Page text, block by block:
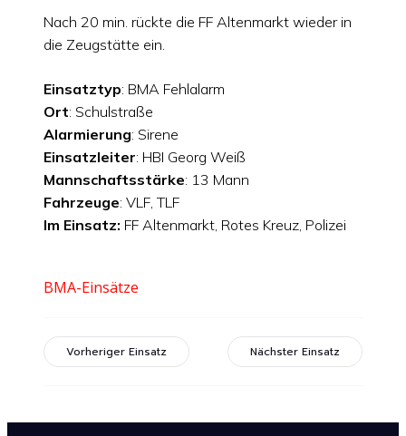
Nach 20 min. rückte die FF Altenmarkt wieder in
die Zeugstätte ein.
Einsatztyp: BMA Fehlalarm
Ort: Schulstraße
Alarmierung: Sirene
Einsatzleiter: HBI Georg Weiß
Mannschaftsstärke: 13 Mann
Fahrzeuge: VLF, TLF
Im Einsatz: FF Altenmarkt, Rotes Kreuz, Polizei
BMA-Einsätze
Vorheriger Einsatz Nächster Einsatz